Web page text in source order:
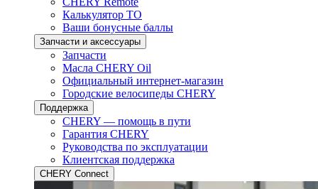
Калькулятор ТО
Ваши бонусные баллы
Запчасти и аксессуары
Запчасти
Масла CHERY Oil
Официальный интернет-магазин
Городские велосипеды CHERY
Поддержка
CHERY — помощь в пути
Гарантия CHERY
Руководства по эксплуатации
Клиентская поддержка
CHERY Connect